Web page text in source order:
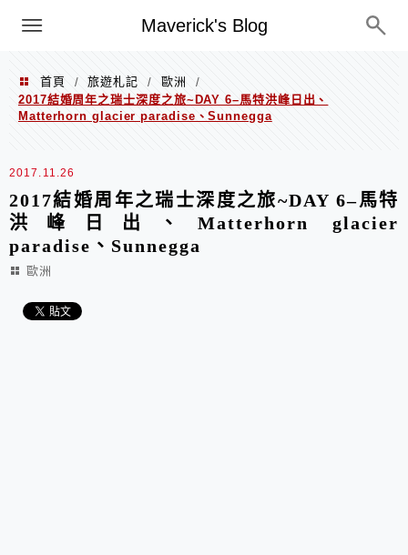
Maverick's Blog
Menu
首頁 / 旅遊札記 / 歐洲
/
2017結婚周年之瑞士深度之旅~DAY 6–馬特洪峰日出、
Matterhorn glacier paradise、Sunnegga
2017.11.26
2017結婚周年之瑞士深度之旅~DAY 6–馬特
洪峰日出、Matterhorn glacier
paradise、Sunnegga
歐洲